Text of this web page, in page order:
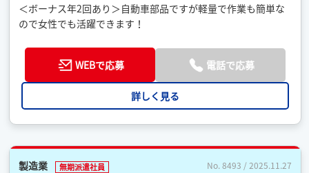
＜ボーナス年2回あり＞自動車部品ですが軽量で作業も簡単な
ので女性でも活躍できます！
WEBで応募 電話で応募
詳しく見る
製造業 無期派遣社員 No. 8493 / 2025.11.27